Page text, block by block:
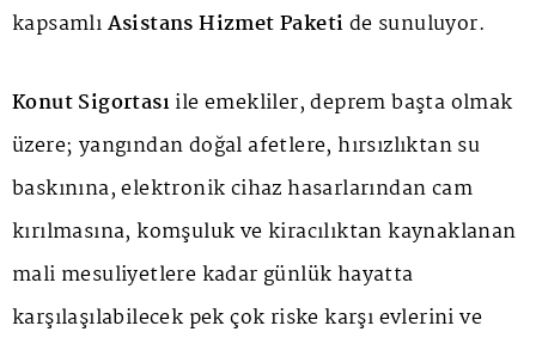
kapsamlıAsistans Hizmet Paketide sunuluyor.
Konut Sigortasıile emekliler, deprem başta olmak
üzere; yangından doğal afetlere, hırsızlıktan su
baskınına, elektronik cihaz hasarlarından cam
kırılmasına, komşuluk ve kiracılıktan kaynaklanan
mali mesuliyetlere kadar günlük hayatta
karşılaşılabilecek pek çok riske karşı evlerini ve